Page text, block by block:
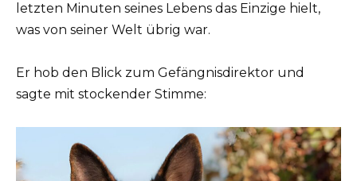
letzten Minuten seines Lebens das Einzige hielt,
was von seiner Welt übrig war.
Er hob den Blick zum Gefängnisdirektor und
sagte mit stockender Stimme: